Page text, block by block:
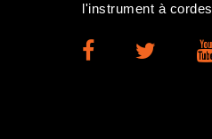
l'instrument à